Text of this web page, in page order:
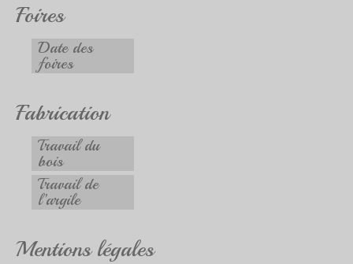
Foires
Date des
foires
Fabrication
Travail du
bois
Travail de
l’argile
Mentions légales